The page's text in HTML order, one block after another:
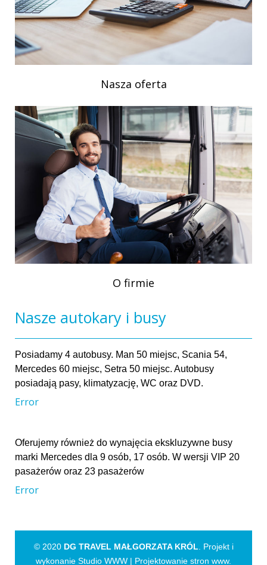
Nasza oferta
O firmie
Nasze autokary i busy
Posiadamy 4 autobusy. Man 50 miejsc, Scania 54,
Mercedes 60 miejsc, Setra 50 miejsc. Autobusy
posiadają pasy, klimatyzację, WC oraz DVD.
Error
Oferujemy również do wynajęcia ekskluzywne busy
marki Mercedes dla 9 osób, 17 osób. W wersji VIP 20
pasażerów oraz 23 pasażerów
Error
© 2020 DG TRAVEL MAŁGORZATA KRÓL . Projekt i
wykonanie Studio WWW | Projektowanie stron www.